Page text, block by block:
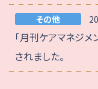
その他
「月刊ケアマネジ
されました。